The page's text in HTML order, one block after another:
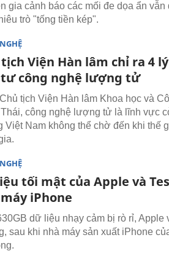
gia cảnh báo các mối đe dọa ẩn
trò "tống tiền kép".
Viện Hàn lâm chỉ ra 4
công nghệ lượng tử
tịch Viện Hàn lâm Khoa học và
công nghệ lượng tử là lĩnh vực
Việt Nam không thể chờ đến khi thế
tối mật của Apple và
iPhone
dữ liệu nhạy cảm bị rò rỉ, Apple
sau khi nhà máy sản xuất iPhone